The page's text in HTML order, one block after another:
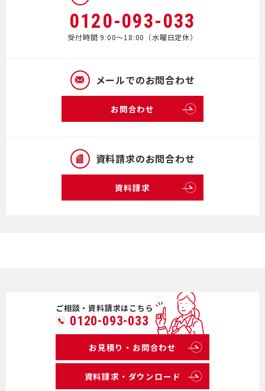
0120-093-033
受付時間 9:00～18:00（水曜日定休）
メールでのお問合わせ
お問合わせ
資料請求のお問合わせ
資料請求
ご相談・資料請求はこちら
0120-093-033
お見積り・お問合わせ
資料請求・ダウンロード